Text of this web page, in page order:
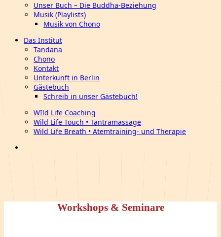
Unser Buch – Die Buddha-Beziehung
Musik (Playlists)
Musik von Chono
Das Institut
Tandana
Chono
Kontakt
Unterkunft in Berlin
Gästebuch
Schreib in unser Gästebuch!
WIld Life Coaching
Wild Life Touch • Tantramassage
Wild Life Breath • Atemtraining- und Therapie
Workshops & Seminare